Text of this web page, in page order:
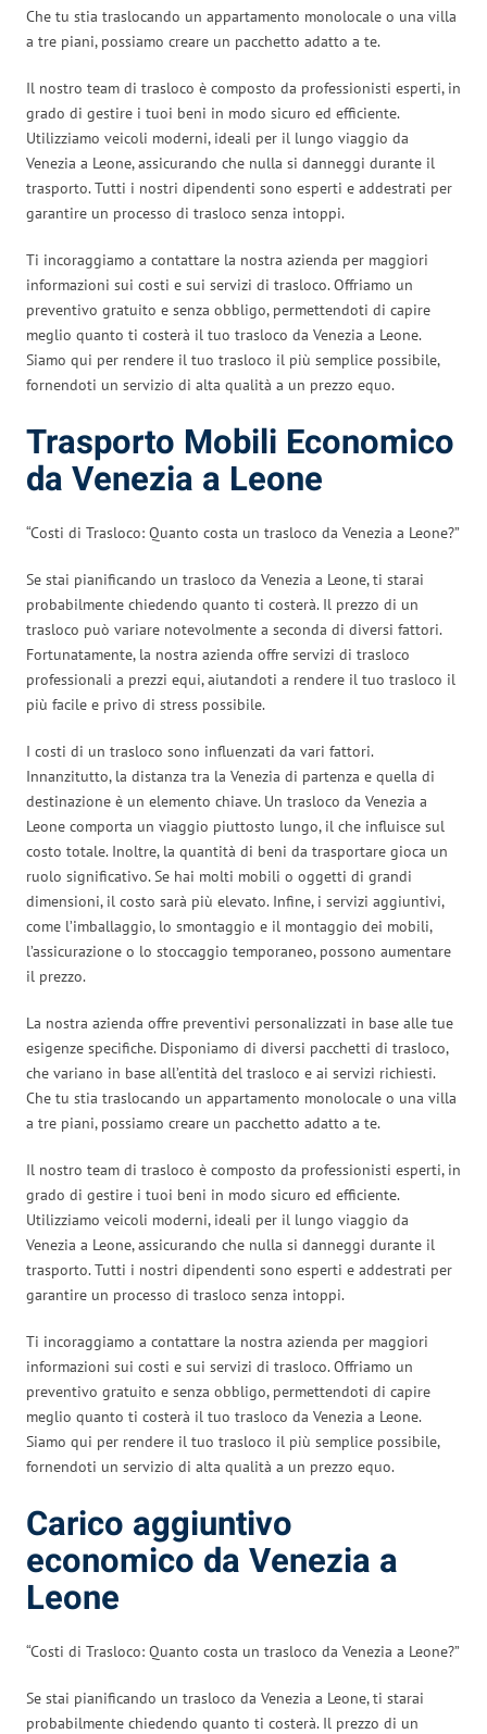
Che tu stia traslocando un appartamento monolocale o una villa
a tre piani, possiamo creare un pacchetto adatto a te.
Il nostro team di trasloco è composto da professionisti esperti, in
grado di gestire i tuoi beni in modo sicuro ed efficiente.
Utilizziamo veicoli moderni, ideali per il lungo viaggio da
Venezia a Leone, assicurando che nulla si danneggi durante il
trasporto. Tutti i nostri dipendenti sono esperti e addestrati per
garantire un processo di trasloco senza intoppi.
Ti incoraggiamo a contattare la nostra azienda per maggiori
informazioni sui costi e sui servizi di trasloco. Offriamo un
preventivo gratuito e senza obbligo, permettendoti di capire
meglio quanto ti costerà il tuo trasloco da Venezia a Leone.
Siamo qui per rendere il tuo trasloco il più semplice possibile,
fornendoti un servizio di alta qualità a un prezzo equo.
Trasporto Mobili Economico
da Venezia a Leone
“Costi di Trasloco: Quanto costa un trasloco da Venezia a Leone?”
Se stai pianificando un trasloco da Venezia a Leone, ti starai
probabilmente chiedendo quanto ti costerà. Il prezzo di un
trasloco può variare notevolmente a seconda di diversi fattori.
Fortunatamente, la nostra azienda offre servizi di trasloco
professionali a prezzi equi, aiutandoti a rendere il tuo trasloco il
più facile e privo di stress possibile.
I costi di un trasloco sono influenzati da vari fattori.
Innanzitutto, la distanza tra la Venezia di partenza e quella di
destinazione è un elemento chiave. Un trasloco da Venezia a
Leone comporta un viaggio piuttosto lungo, il che influisce sul
costo totale. Inoltre, la quantità di beni da trasportare gioca un
ruolo significativo. Se hai molti mobili o oggetti di grandi
dimensioni, il costo sarà più elevato. Infine, i servizi aggiuntivi,
come l’imballaggio, lo smontaggio e il montaggio dei mobili,
l’assicurazione o lo stoccaggio temporaneo, possono aumentare
il prezzo.
La nostra azienda offre preventivi personalizzati in base alle tue
esigenze specifiche. Disponiamo di diversi pacchetti di trasloco,
che variano in base all’entità del trasloco e ai servizi richiesti.
Che tu stia traslocando un appartamento monolocale o una villa
a tre piani, possiamo creare un pacchetto adatto a te.
Il nostro team di trasloco è composto da professionisti esperti, in
grado di gestire i tuoi beni in modo sicuro ed efficiente.
Utilizziamo veicoli moderni, ideali per il lungo viaggio da
Venezia a Leone, assicurando che nulla si danneggi durante il
trasporto. Tutti i nostri dipendenti sono esperti e addestrati per
garantire un processo di trasloco senza intoppi.
Ti incoraggiamo a contattare la nostra azienda per maggiori
informazioni sui costi e sui servizi di trasloco. Offriamo un
preventivo gratuito e senza obbligo, permettendoti di capire
meglio quanto ti costerà il tuo trasloco da Venezia a Leone.
Siamo qui per rendere il tuo trasloco il più semplice possibile,
fornendoti un servizio di alta qualità a un prezzo equo.
Carico aggiuntivo
economico da Venezia a
Leone
“Costi di Trasloco: Quanto costa un trasloco da Venezia a Leone?”
Se stai pianificando un trasloco da Venezia a Leone, ti starai
probabilmente chiedendo quanto ti costerà. Il prezzo di un